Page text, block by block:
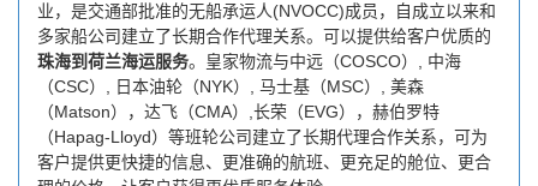
业，是交通部批准的无船承运人(NVOCC)成员，自成立以来和
多家船公司建立了长期合作代理关系。可以提供给客户优质的
珠海到荷兰海运服务。皇家物流与中远（COSCO）, 中海
（CSC）, 日本油轮（NYK）, 马士基（MSC）, 美森
（Matson），达飞（CMA）,长荣（EVG），赫伯罗特
（Hapag-Lloyd）等班轮公司建立了长期代理合作关系，可为
客户提供更快捷的信息、更准确的航班、更充足的舱位、更合